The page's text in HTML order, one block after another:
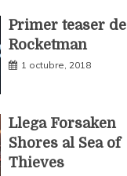
Primer teaser de
Rocketman
1 octubre, 2018
Llega Forsaken
Shores al Sea of
Thieves